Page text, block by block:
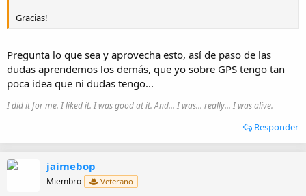
Gracias!
Pregunta lo que sea y aprovecha esto, así de paso de las
dudas aprendemos los demás, que yo sobre GPS tengo tan
poca idea que ni dudas tengo...
I did it for me. I liked it. I was good at it. And... I was... really... I was alive.
Responder
jaimebop
Miembro Veterano